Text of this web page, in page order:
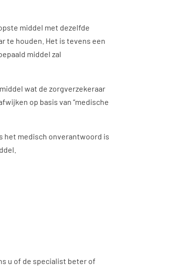
middel met dezelfde
te houden. Het is tevens een
middel zal
wat de zorgverzekeraar
op basis van “medische
het medisch onverantwoord is
u of de specialist beter of